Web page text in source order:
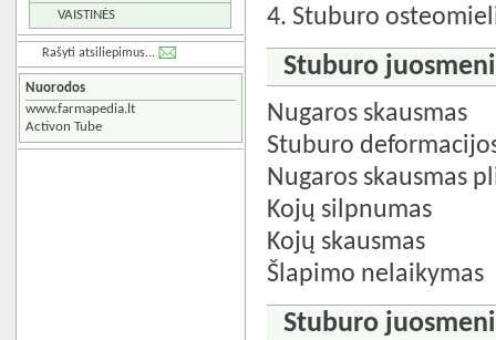
VAISTINĖS
Rašyti atsiliepimus...
Nuorodos
www.farmapedia.lt
Activon Tube
4. Stuburo
Stuburo
Nugaros skausmas
Stuburo
Nugaros skausmas
Kojų silpnumas
Kojų skausmas
Šlapimo nelaikymas
Stuburo